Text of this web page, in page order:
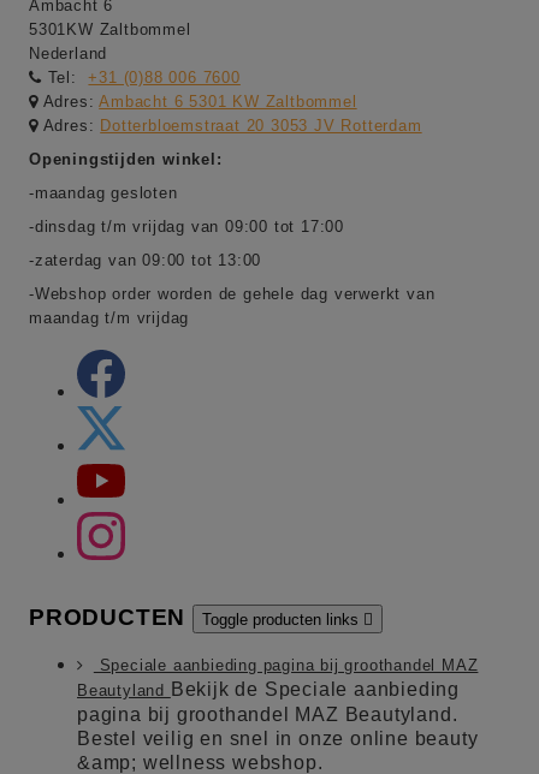
Ambacht 6
5301KW Zaltbommel
Nederland
Tel:
+31 (0)88 006 7600
Adres:Ambacht 6 5301 KW Zaltbommel
Adres: Dotterbloemstraat 20 3053 JV Rotterdam
Openingstijden winkel:
-maandag gesloten
-dinsdag t/m vrijdag van 09:00 tot 17:00
-zaterdag van 09:00 tot 13:00
-Webshop order worden de gehele dag verwerkt van
maandag t/m vrijdag
PRODUCTEN Toggle producten links 
Speciale aanbieding pagina bij groothandel MAZ
Beautyland Bekijk de Speciale aanbieding
pagina bij groothandel MAZ Beautyland.
Bestel veilig en snel in onze online beauty
&amp; wellness webshop.